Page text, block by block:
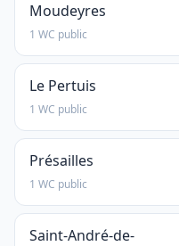
Moudeyres
1 WC public
Le Pertuis
1 WC public
Présailles
1 WC public
Saint-André-de-